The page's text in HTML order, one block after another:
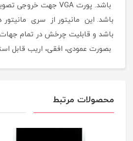
باشد. این مانیتور از سری
باشد و قابلیت چرخش در تمام جهات
بصورت عمودی، افقی، اریب قابل
محصولات مرتبط